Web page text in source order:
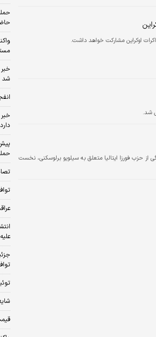
اوکراین مشارکت خواهد داشت.
شد.
از حزب فورزا ایتالیا متعلق به سیلویو برلوسکنی، نخست
شد
توافق